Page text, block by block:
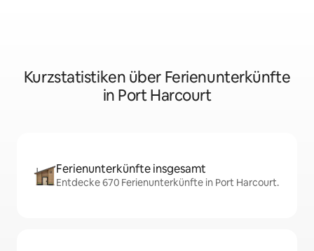
Kurzstatistiken über Ferienunterkünfte
in Port Harcourt
Ferienunterkünfte insgesamt
Entdecke 670 Ferienunterkünfte in Port Harcourt.